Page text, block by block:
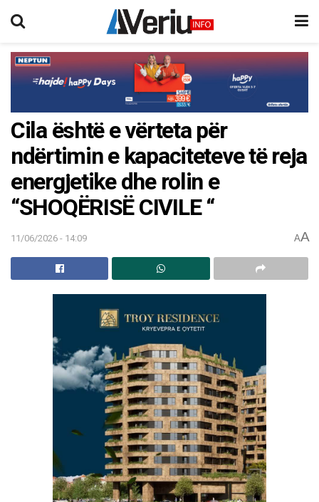
Cila është e vërteta për
ndërtimin e kapaciteteve të reja
energjetike dhe rolin e
“SHOQËRISË CIVILE “
11/06/2026 - 14:09 AA